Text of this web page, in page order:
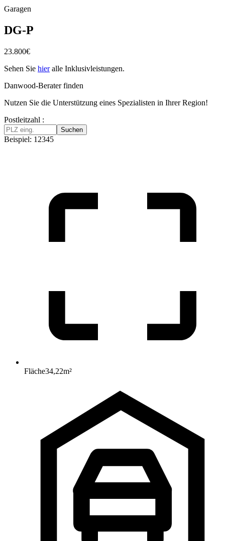
Garagen
DG-P
23.800€
Sehen Sie hieralle Inklusivleistungen.
Danwood-Berater finden
Nutzen Sie die Unterstützung eines Spezialisten in Ihrer Region!
Postleitzahl :
Suchen
Beispiel: 12345
Fläche34,22m²